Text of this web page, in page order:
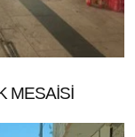
MESAİSİ